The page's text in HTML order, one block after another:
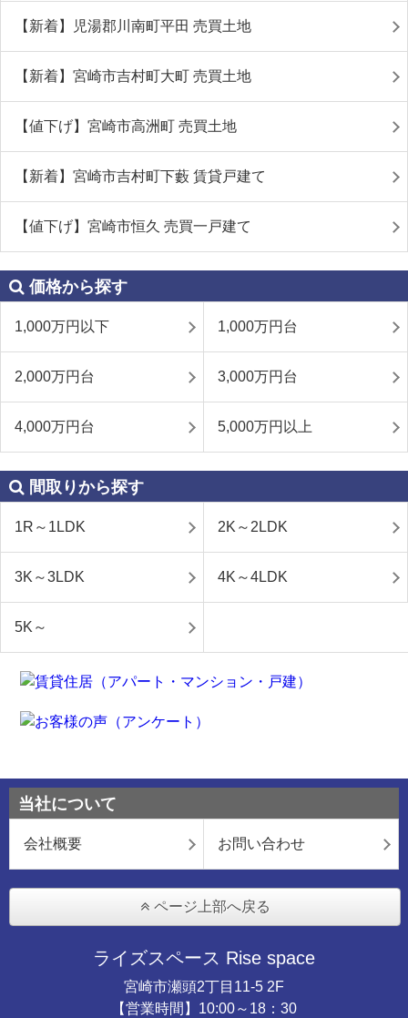
【新着】児湯郡川南町平田 売買土地
【新着】宮崎市吉村町大町 売買土地
【値下げ】宮崎市高洲町 売買土地
【新着】宮崎市吉村町下藪 賃貸戸建て
【値下げ】宮崎市恒久 売買一戸建て
価格から探す
1,000万円以下 1,000万円台
2,000万円台 3,000万円台
4,000万円台 5,000万円以上
間取りから探す
1R～1LDK 2K～2LDK
3K～3LDK 4K～4LDK
5K～
当社について
会社概要 お問い合わせ
ページ上部へ戻る
ライズスペース Rise space
宮崎市瀬頭2丁目11-5 2F
【営業時間】10:00～18：30